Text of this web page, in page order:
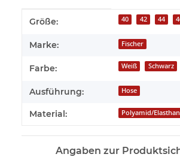
Produkteigenschaft
Wert
Größe: 40 42 44
Marke: Fischer
Farbe: Weiß Schwarz
Ausführung: Hose
Material: Polyamid/Elasthan
Angaben zur